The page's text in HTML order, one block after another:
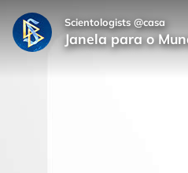
Scientologists @casa
Janela para o